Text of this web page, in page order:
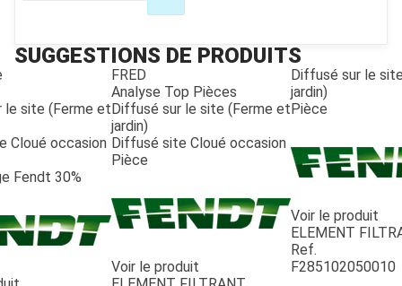
SUGGESTIONS DE PRODUITS
le site (Ferme et
Cloué occasion
Fendt 30%
FRED
Analyse Top Pièces
Diffusé sur le site (Ferme et
jardin)
Diffusé site Cloué occasion
Pièce
Voir le produit
Diffusé sur le
jardin)
Pièce
Voir le produit
ELEMENT
Ref.
F285102050010